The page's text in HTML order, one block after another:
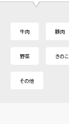
牛肉 豚肉
野菜 きの
その他